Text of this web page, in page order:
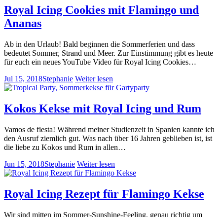
Royal Icing Cookies mit Flamingo und
Ananas
Ab in den Urlaub! Bald beginnen die Sommerferien und dass
bedeutet Sommer, Strand und Meer. Zur Einstimmung gibt es heute
für euch ein neues YouTube Video für Royal Icing Cookies…
Jul 15, 2018Stephanie Weiter lesen
Kokos Kekse mit Royal Icing und Rum
Vamos de fiesta! Während meiner Studienzeit in Spanien kannte ich
den Ausruf ziemlich gut. Was nach über 16 Jahren geblieben ist, ist
die liebe zu Kokos und Rum in allen…
Jun 15, 2018Stephanie Weiter lesen
Royal Icing Rezept für Flamingo Kekse
Wir sind mitten im Sommer-Sunshine-Feeling, genau richtig um